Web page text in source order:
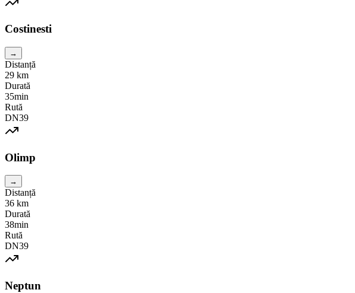
Costinesti
→
Distanță
29 km
Durată
35min
Rută
DN39
Olimp
→
Distanță
36 km
Durată
38min
Rută
DN39
Neptun